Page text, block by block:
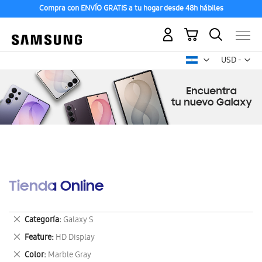
Compra con ENVÍO GRATIS a tu hogar desde 48h hábiles
USD -
dólar
Mi carrito
Tienda Online
Categoría Galaxy S
Eliminar
este
artículo
Feature HD Display
Eliminar
este
Color Marble Gray
Eliminar